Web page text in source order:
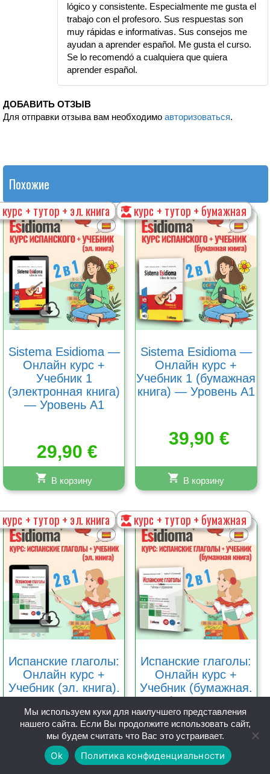
lógico y consistente. Especialmente me gusta el
trabajo con el profesoro. Sus respuestas son
muy rápidas e informativas. Sus consejos me
ayudan a aprender español. Me gusta el curso.
Se lo recomendó a cualquiera que quiera
aprender español.
ДОБАВИТЬ ОТЗЫВ
Для отправки отзыва вам необходимо авторизоваться.
Похожие
курс + тутор + эл. книга
Sistema Esidioma —
Онлайн курс +
Учебник 1
(электронная книга)
— Уровень A1
29,90 €
В корзину
курс + тутор + бумажная
Sistema Esidioma —
Онлайн курс +
Учебник 1 (бумажная
книга) — Уровень A1
39,90 €
В корзину
курс + тутор + эл. книга
Испанские глаголы:
Онлайн курс +
Учебник (эл. книга).
Уровень A1-A2
Оценка
5.00
из 5
29,90€
курс + тутор + бумажная
Испанские глаголы:
Онлайн курс +
Учебник (бумажная.
книга). Уровень A1-
A2
39,90€
Мы используем куки для наилучшего представления
нашего сайта. Если Вы продолжите использовать сайт,
мы будем считать что Вас это устраивает.
Ok Политика конфиденциальности